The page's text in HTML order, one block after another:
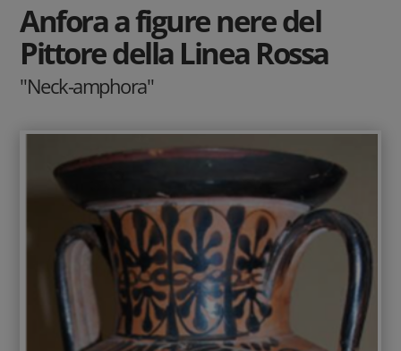
Anfora a figure nere del
Pittore della Linea Rossa
"Neck-amphora"